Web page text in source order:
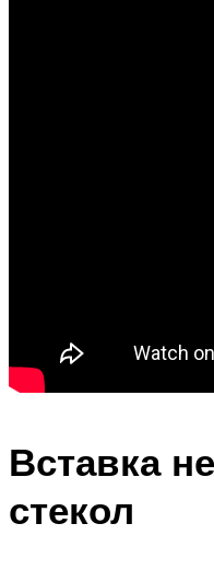
Вставка
стекол